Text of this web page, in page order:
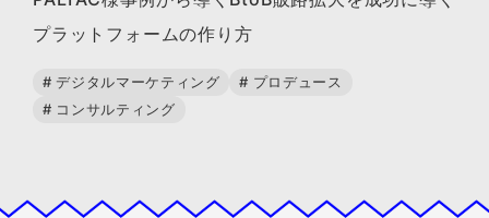
プラットフォームの作り方
# デジタルマーケティング
# プロデュース
# コンサルティング